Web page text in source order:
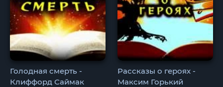
Голодная смерть -
Клиффорд Саймак
Рассказы о героях -
Максим Горький